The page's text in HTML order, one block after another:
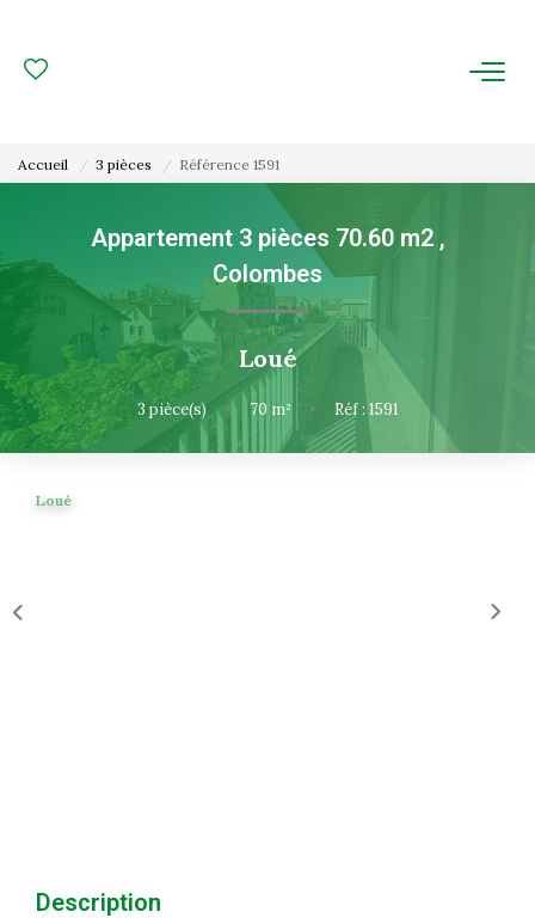
ESTIMATION
FAIRE GÉRER
Gestion Locative
Gestion De Copropriété
NOUS CONNAITRE
Extranet Syndic Et Gestion Locative
Accueil 3 pièces Référence 1591
Appartement 3 pièces 70.60 m2 ,
Colombes
Loué
3 pièce(s) • 70 m² • Réf : 1591
Loué
Description